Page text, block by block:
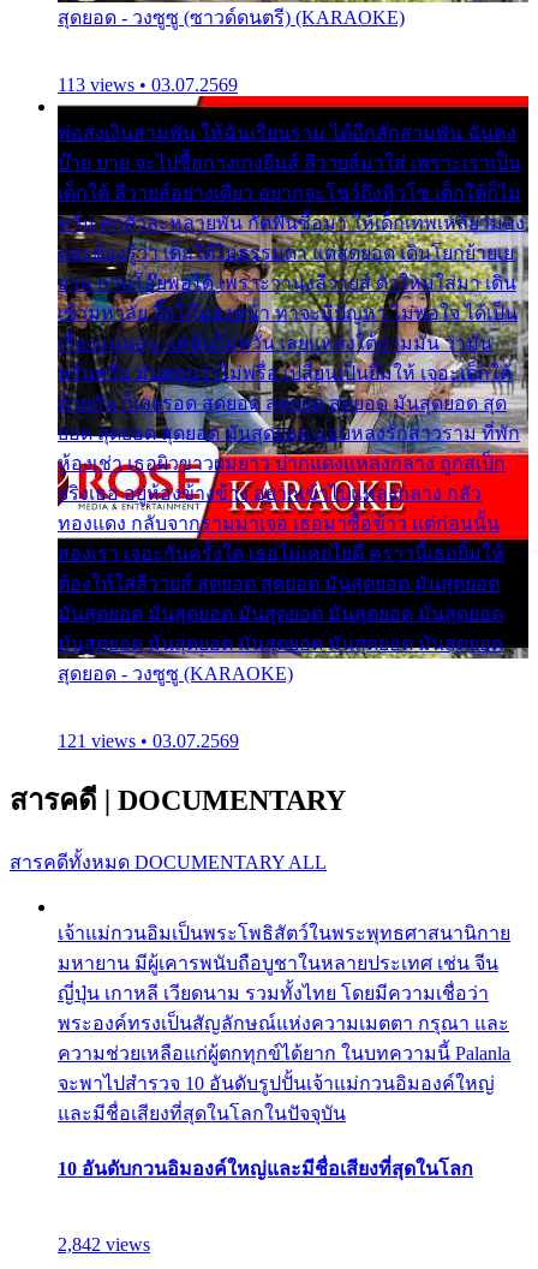
สุดยอด - วงซูซู (ซาวด์ดนตรี) (KARAOKE)
113 views • 03.07.2569
พ่อส่งเงินสามพัน ให้ฉันเรียนราม ได้อีกสักสามพัน ฉันคง
บ๊าย บาย จะไปซื้อกางเกงยีนส์ ลีวายส์มาใส่ เพราะเราเป็น
เด็กใต้ ลีวายส์อย่างเดียว อยากจะโชว์ถึงหิวโซ เด็กใต้ก็ไม่
หวั่น ตกตัวละหลายพัน กัดฟันซื้อมา ให้เด็กเทพเหลียวมอง
และต้องรู้ว่า เด็กใต้ไม่ธรรมดา แต่สุดยอด เดินโยกย้ายเย
ยวน กวนโอ๊ยพอได้ เพราะว่านุ่งลีวายส์ ตัวใหม่ใส่มา เดิน
เข้ามหาลัย จิ๊กโก๊มองหน้า ท่าจะมีปัญหา ไม่พอใจ ได้เป็น
เรื่องแน่นอน แต่ฉันไม่หวั่น เลยแหลงใต้ถามมัน ว่ามัน
พรั่นพรือ มันตอบว่าไม่พรื่อ เปลี่ยนเป็นยิ้มให้ เจอะเด็กใต้
ด้วยกัน ก็เลยรอด สุดยอด สุดยอด สุดยอด มันสุดยอด สุด
ยอด สุดยอด สุดยอด มันสุดยอด แอบหลงรักสาวราม ที่พัก
ห้องเช่า เธอผิวขาวผมยาว ปากแดงแหลงกลาง ถูกสเป็ก
จริงเธอ อยู่ห้องข้างข้าง อยากเข้าไปแหลงกลาง กลัว
ทองแดง กลับจากรามมาเจอ เธอมาซื้อข้าว แต่ก่อนนั้น
สองเรา เจอะกันครั้งใด เธอไม่เคยไยดี คราวนี้เธอยิ้มให้
ต้องให้ใส่ลีวายส์ สุดยอด สุดยอด มันสุดยอด มันสุดยอด
มันสุดยอด มันสุดยอด มันสุดยอด มันสุดยอด มันสุดยอด
มันสุดยอด มันสุดยอด มันสุดยอด มันสุดยอด มันสุดยอด
สุดยอด - วงซูซู (KARAOKE)
121 views • 03.07.2569
สารคดี | DOCUMENTARY
สารคดีทั้งหมด DOCUMENTARY ALL
เจ้าแม่กวนอิมเป็นพระโพธิสัตว์ในพระพุทธศาสนานิกาย
มหายาน มีผู้เคารพนับถือบูชาในหลายประเทศ เช่น จีน
ญี่ปุ่น เกาหลี เวียดนาม รวมทั้งไทย โดยมีความเชื่อว่า
พระองค์ทรงเป็นสัญลักษณ์แห่งความเมตตา กรุณา และ
ความช่วยเหลือแก่ผู้ตกทุกข์ได้ยาก ในบทความนี้ Palanla
จะพาไปสำรวจ 10 อันดับรูปปั้นเจ้าแม่กวนอิมองค์ใหญ่
และมีชื่อเสียงที่สุดในโลกในปัจจุบัน
10 อันดับกวนอิมองค์ใหญ่และมีชื่อเสียงที่สุดในโลก
2,842 views